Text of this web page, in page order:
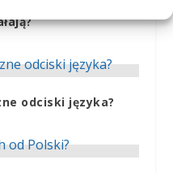
odciski języka?